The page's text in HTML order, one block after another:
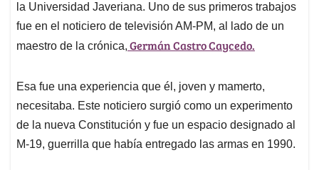
la Universidad Javeriana. Uno de sus primeros trabajos
fue en el noticiero de televisión AM-PM, al lado de un
maestro de la crónica, Germán Castro Caycedo.
Esa fue una experiencia que él, joven y mamerto,
necesitaba. Este noticiero surgió como un experimento
de la nueva Constitución y fue un espacio designado al
M-19, guerrilla que había entregado las armas en 1990.